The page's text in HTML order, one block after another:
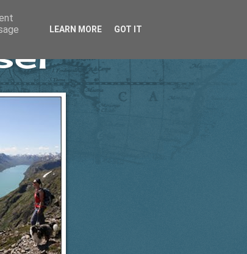
LEARN MORE GOT IT